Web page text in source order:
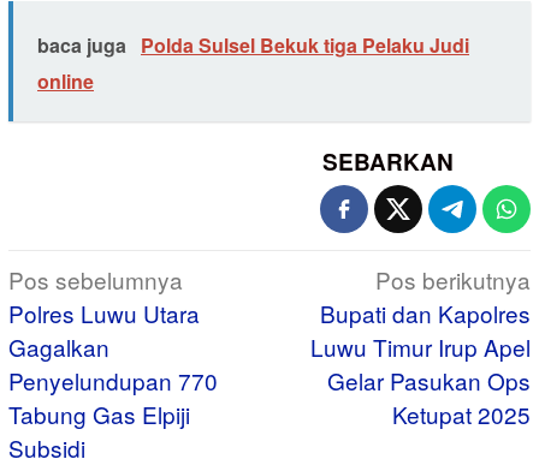
baca juga Polda Sulsel Bekuk tiga Pelaku Judi
online
SEBARKAN
Navigasi
pos
Pos sebelumnya
Polres Luwu Utara
Gagalkan
Penyelundupan 770
Tabung Gas Elpiji
Subsidi
Pos berikutnya
Bupati dan Kapolres
Luwu Timur Irup Apel
Gelar Pasukan Ops
Ketupat 2025